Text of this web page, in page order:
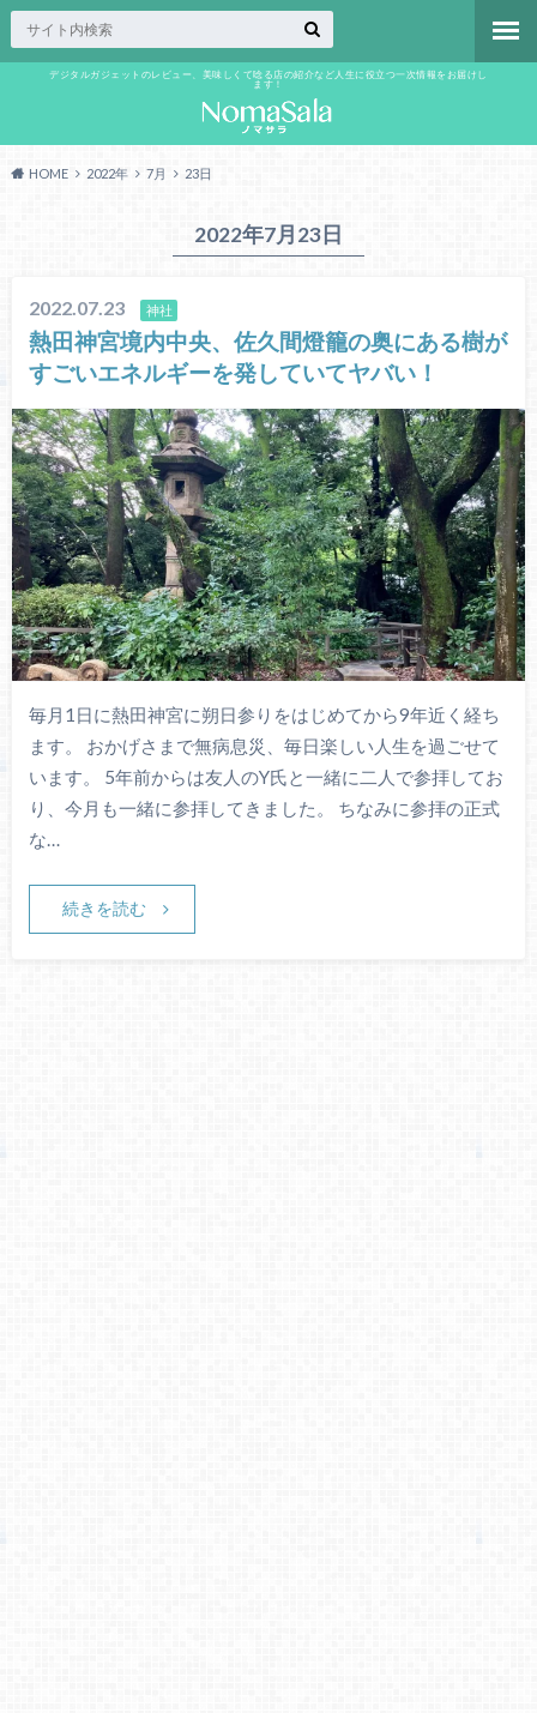
デジタルガジェットのレビュー、美味しくて唸る店の紹介など人生に役立つ一次情報をお届けし
ます！
HOME 2022年 7月 23日
2022年7月23日
2022.07.23 神社
熱田神宮境内中央、佐久間燈籠の奥にある樹が
すごいエネルギーを発していてヤバい！
毎月1日に熱田神宮に朔日参りをはじめてから9年近く経ち
ます。 おかげさまで無病息災、毎日楽しい人生を過ごせて
います。 5年前からは友人のY氏と一緒に二人で参拝してお
り、今月も一緒に参拝してきました。 ちなみに参拝の正式
な…
続きを読む